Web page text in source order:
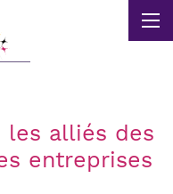
les alliés des
entreprises